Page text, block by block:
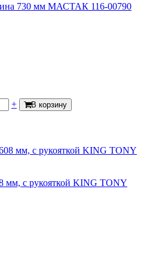
730 мм МАСТАК 116-00790
+ В корзину
мм, с рукояткой KING TONY